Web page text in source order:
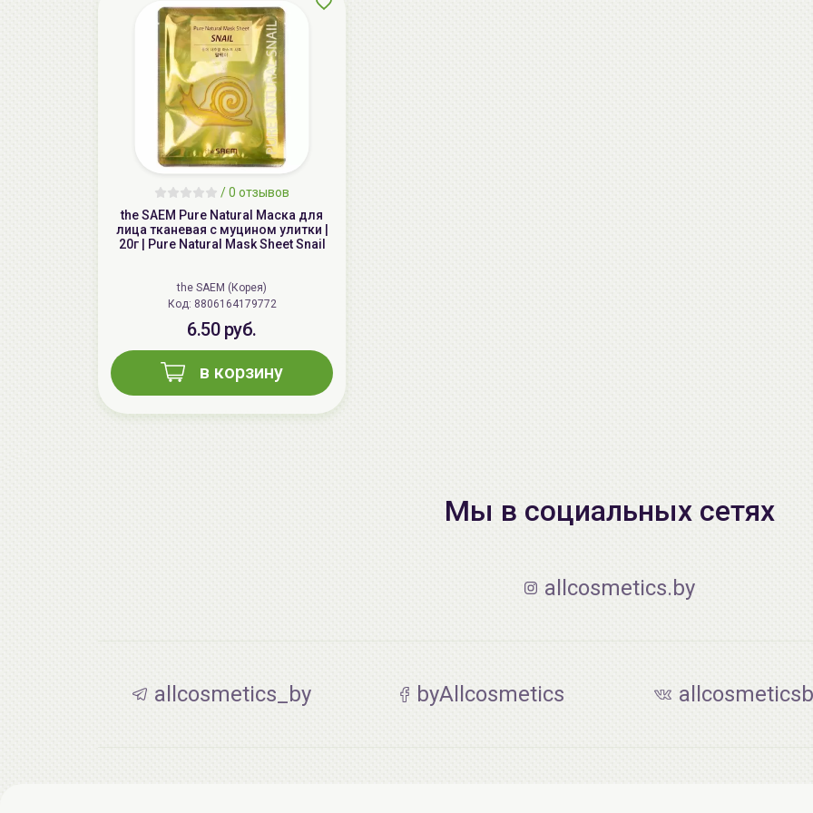
/0 отзывов
the SAEM Pure Natural Маска для
лица тканевая с муцином улитки |
20г | Pure Natural Mask Sheet Snail
the SAEM (Корея)
Код: 8806164179772
6.50 руб.
в корзину
Мы в социальных сетях
allcosmetics.by
allcosmetics_by byAllcosmetics